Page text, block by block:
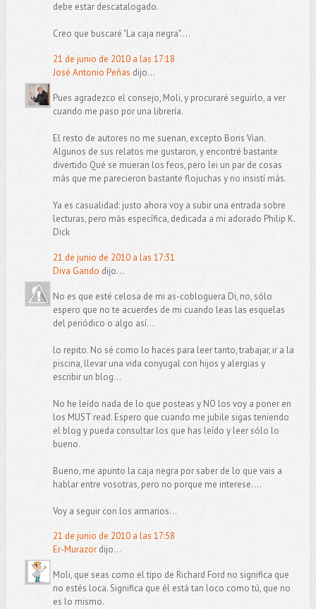
debe estar descatalogado.
Creo que buscaré "La caja negra"....
21 de junio de 2010 a las 17:18
José Antonio Peñas dijo...
Pues agradezco el consejo, Moli, y procuraré seguirlo, a ver
cuando me paso por una librería.
El resto de autores no me suenan, excepto Boris Vian.
Algunos de sus relatos me gustaron, y encontré bastante
divertido Qué se mueran los feos, pero lei un par de cosas
más que me parecieron bastante flojuchas y no insistí más.
Ya es casualidad: justo ahora voy a subir una entrada sobre
lecturas, pero más específica, dedicada a mi adorado Philip K.
Dick
21 de junio de 2010 a las 17:31
Diva Gando dijo...
No es que esté celosa de mi as-cobloguera Di, no, sólo
espero que no te acuerdes de mi cuando leas las esquelas
del periódico o algo así...
lo repito. No sé como lo haces para leer tanto, trabajar, ir a la
piscina, llevar una vida conyugal con hijos y alergias y
escribir un blog...
No he leído nada de lo que posteas y NO los voy a poner en
los MUST read. Espero que cuando me jubile sigas teniendo
el blog y pueda consultar los que has leído y leer sólo lo
bueno.
Bueno, me apunto la caja negra por saber de lo que vais a
hablar entre vosotras, pero no porque me interese....
Voy a seguir con los armarios...
21 de junio de 2010 a las 17:58
Er-Murazordijo...
Moli, que seas como el tipo de Richard Ford no significa que
no estés loca. Significa que él está tan loco como tú, que no
es lo mismo.